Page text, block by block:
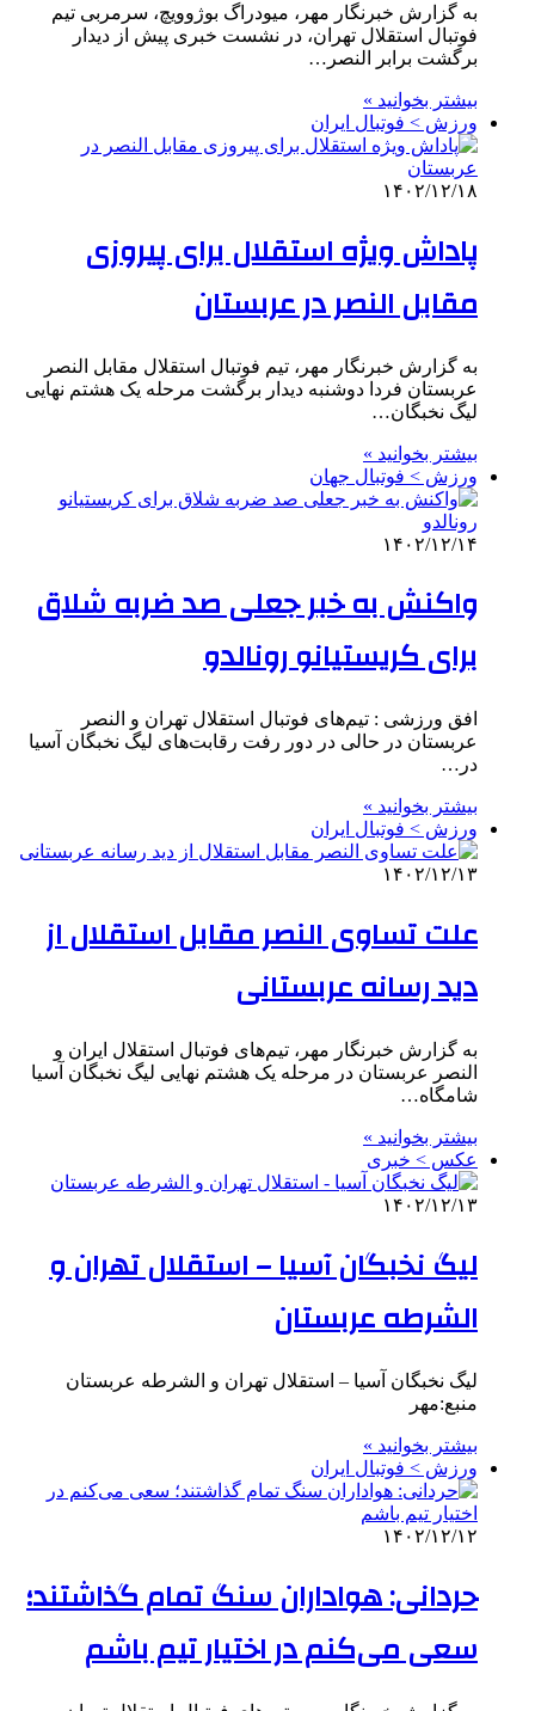
به گزارش خبرنگار مهر، میودراگ بوژوویچ، سرمربی تیم
فوتبال استقلال تهران، در نشست خبری پیش از دیدار
برگشت برابر النصر…
بیشتر بخوانید »
ورزش > فوتبال ایران
۱۴۰۲/۱۲/۱۸
پاداش ویژه استقلال برای پیروزی
مقابل النصر در عربستان
به گزارش خبرنگار مهر، تیم فوتبال استقلال مقابل النصر
عربستان فردا دوشنبه دیدار برگشت مرحله یک هشتم نهایی
لیگ نخبگان…
بیشتر بخوانید »
ورزش > فوتبال جهان
۱۴۰۲/۱۲/۱۴
واکنش به خبر جعلی صد ضربه شلاق
برای کریستیانو رونالدو
افق ورزشی : تیم‌های فوتبال استقلال تهران و النصر
عربستان در حالی در دور رفت رقابت‌های لیگ نخبگان آسیا
در…
بیشتر بخوانید »
ورزش > فوتبال ایران
۱۴۰۲/۱۲/۱۳
علت تساوی النصر مقابل استقلال از
دید رسانه عربستانی
به گزارش خبرنگار مهر، تیم‌های فوتبال استقلال ایران و
النصر عربستان در مرحله یک هشتم نهایی لیگ نخبگان آسیا
شامگاه…
بیشتر بخوانید »
عکس > خبری
۱۴۰۲/۱۲/۱۳
لیگ نخبگان آسیا – استقلال تهران و
الشرطه عربستان
لیگ نخبگان آسیا – استقلال تهران و الشرطه عربستان
منبع:مهر
بیشتر بخوانید »
ورزش > فوتبال ایران
۱۴۰۲/۱۲/۱۲
حردانی: هواداران سنگ تمام گذاشتند؛
سعی می‌کنم در اختیار تیم باشم